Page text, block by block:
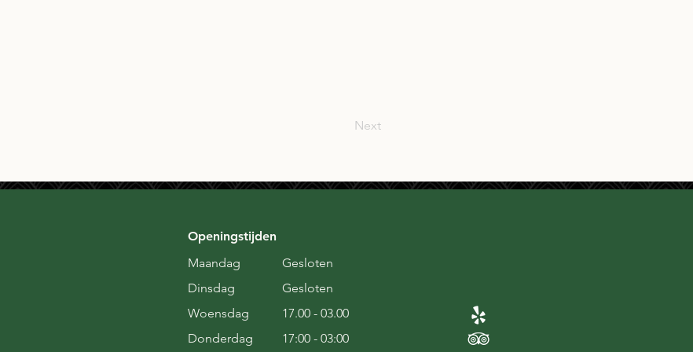
Next
Openingstijden
Maandag
Dinsdag
Woensdag
Donderdag
Gesloten
Gesloten
17.00 - 03.00
17:00 - 03:00